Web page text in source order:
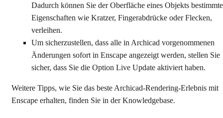
Dadurch können Sie der Oberfläche eines Objekts bestimmte
Eigenschaften wie Kratzer, Fingerabdrücke oder Flecken,
verleihen.
Um sicherzustellen, dass alle in Archicad vorgenommenen
Änderungen sofort in Enscape angezeigt werden, stellen Sie
sicher, dass Sie die Option Live Update aktiviert haben.
Weitere Tipps, wie Sie das beste Archicad-Rendering-Erlebnis mit
Enscape erhalten, finden Sie in der Knowledgebase.